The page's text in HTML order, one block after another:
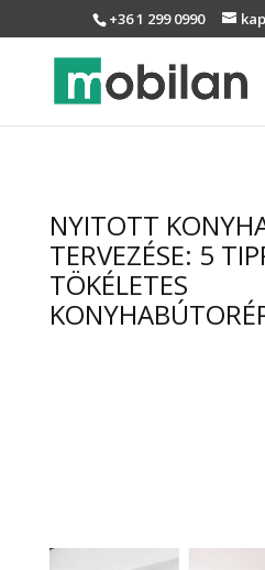
+36 1 299 0990
NYITOTT
TERVEZÉSE: 5
TÖKÉLETES